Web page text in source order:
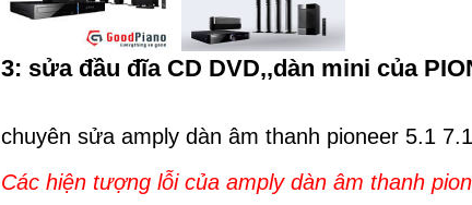
3: sửa đầu đĩa CD DVD,,dàn mini của
chuyên sửa amply dàn âm thanh pioneer 5.1 7.
Các hiện tượng lỗi của amply dàn âm thanh